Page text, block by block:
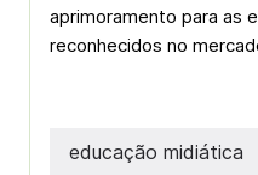
aprimoramento para as
reconhecidos no
educação midiática